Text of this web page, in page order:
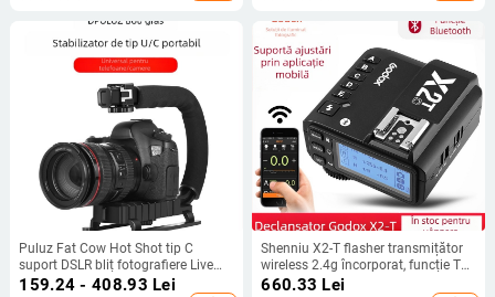
Puluz Fat Cow Hot Shot tip C
suport DSLR bliț fotografiere Live
Low-Shot portabil suport
159.24 - 408.93 Lei
Shenniu X2-T flasher transmițător
wireless 2.4g încorporat, funcție TTL
Bluetooth, operare simplă, suport
660.33 Lei